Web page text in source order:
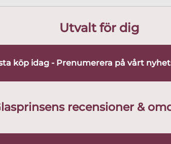
Utvalt för dig
köp idag - Prenumerera på vårt
recensioner &